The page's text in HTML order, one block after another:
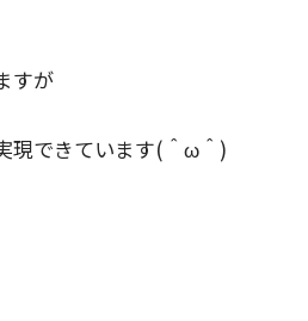
すが
現できています(＾ω＾)